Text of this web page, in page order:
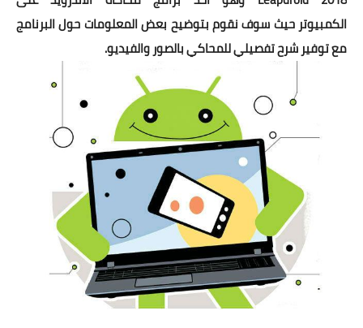
الكمبيوترحيث سوف نقوم بتوضيح بعض المعلومات حول البرنامج
مع توفير شرح تفصيلي للمحاكي بالصور والفيديو.